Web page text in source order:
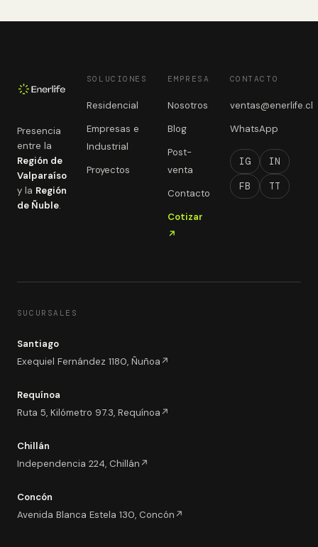
Presencia
entre la
Región de
Valparaíso
y la Región
de Ñuble.
SOLUCIONES
Residencial
Empresas e
Industrial
Proyectos
EMPRESA
Nosotros
Blog
Post-
venta
Contacto
Cotizar
↗
CONTACTO
ventas@enerlife.cl
WhatsApp
IG IN
FB TT
SUCURSALES
Santiago
Exequiel Fernández 1180, Ñuñoa ↗
Requínoa
Ruta 5, Kilómetro 97.3, Requínoa ↗
Chillán
Independencia 224, Chillán ↗
Concón
Avenida Blanca Estela 130, Concón ↗